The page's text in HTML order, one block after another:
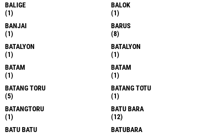
BALIGE
(1)
BALOK
(1)
BANJAI
(1)
BARUS
(8)
BATALYON
(1)
BATALYON
(1)
BATAM
(1)
BATAM
(1)
BATANG TORU
(5)
BATANG TOTU
(1)
BATANGTORU
(1)
BATU BARA
(12)
BATU BATU
BATUBARA